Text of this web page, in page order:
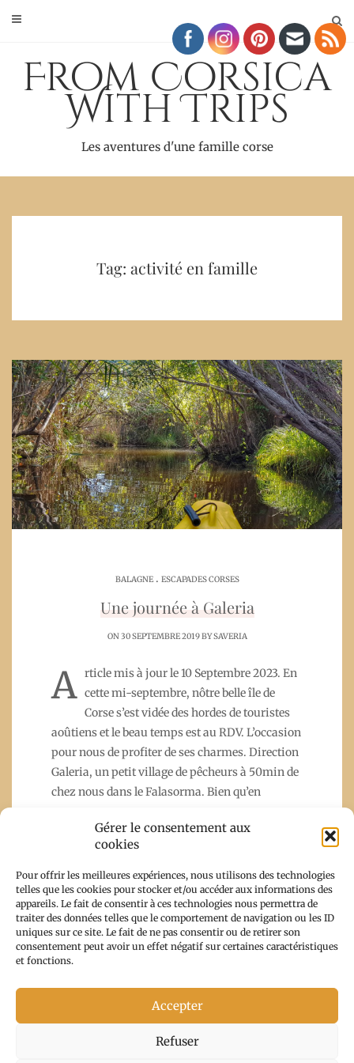
Gérer le consentement aux
cookies
Pour offrir les meilleures expériences, nous utilisons des technologies
telles que les cookies pour stocker et/ou accéder aux informations des
appareils. Le fait de consentir à ces technologies nous permettra de
traiter des données telles que le comportement de navigation ou les ID
uniques sur ce site. Le fait de ne pas consentir ou de retirer son
consentement peut avoir un effet négatif sur certaines caractéristiques
et fonctions.
Accepter
Refuser
From Corsica
With Trips
Les aventures d'une famille corse
Tag: activité en famille
BALAGNE. ESCAPADES CORSES
Une journée à Galeria
ON 30 SEPTEMBRE 2019 BYSAVERIA
A rticle mis à jour le 10 Septembre 2023. En
cette mi-septembre, nôtre belle île de
Corse s’est vidée des hordes de touristes
aoûtiens et le beau temps est au RDV. L’occasion
pour nous de profiter de ses charmes. Direction
Galeria, un petit village de pêcheurs à 50min de
chez nous dans le Falasorma. Bien qu’en
Read More
Copyright From Corsica With Trips 2026 |Theme by
Proudly powered by WordPress